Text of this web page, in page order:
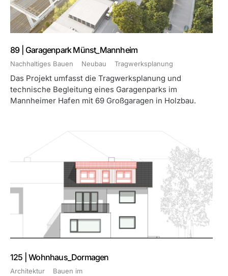
89 | Garagenpark Münst_Mannheim
Nachhaltiges Bauen Neubau Tragwerksplanung
Das Projekt umfasst die Tragwerksplanung und
technische Begleitung eines Garagenparks im
Mannheimer Hafen mit 69 Großgaragen in Holzbau.
125 | Wohnhaus_Dormagen
Architektur
Bauen im